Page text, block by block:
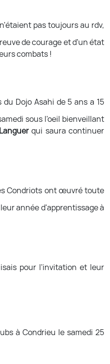
pas toujours au rdv,
de courage et d'un état
combats !
Dojo Asahi de 5 ans a 15
sous l'oeil bienveillant
qui saura continuer
Condriots ont œuvré toute
année d'apprentissage à
pour l'invitation et leur
à Condrieu le samedi 25